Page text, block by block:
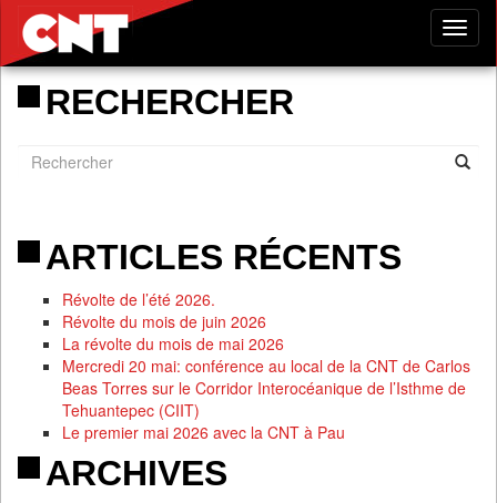
RECHERCHER
ARTICLES RÉCENTS
Révolte de l’été 2026.
Révolte du mois de juin 2026
La révolte du mois de mai 2026
Mercredi 20 mai: conférence au local de la CNT de Carlos
Beas Torres sur le Corridor Interocéanique de l’Isthme de
Tehuantepec (CIIT)
Le premier mai 2026 avec la CNT à Pau
ARCHIVES